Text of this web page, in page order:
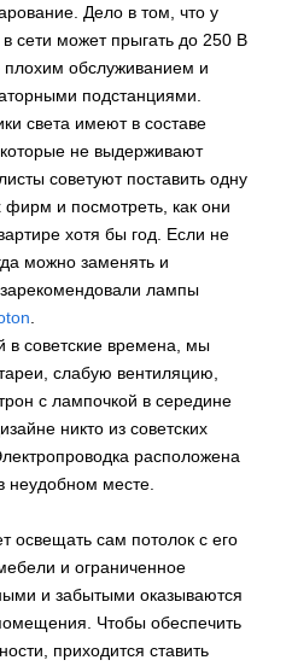
Дело в том, что у
сети может прыгать до 250 В
обслуживанием и
подстанциями.
света имеют в составе
не выдерживают
советуют поставить одну
и посмотреть, как они
хотя бы год. Если не
можно заменять и
лампы
в советские времена, мы
слабую вентиляцию,
с лампочкой в середине
никто из советских
расположена
неудобном месте.
освещать сам потолок с его
и ограниченное
и забытыми оказываются
Чтобы обеспечить
приходится ставить